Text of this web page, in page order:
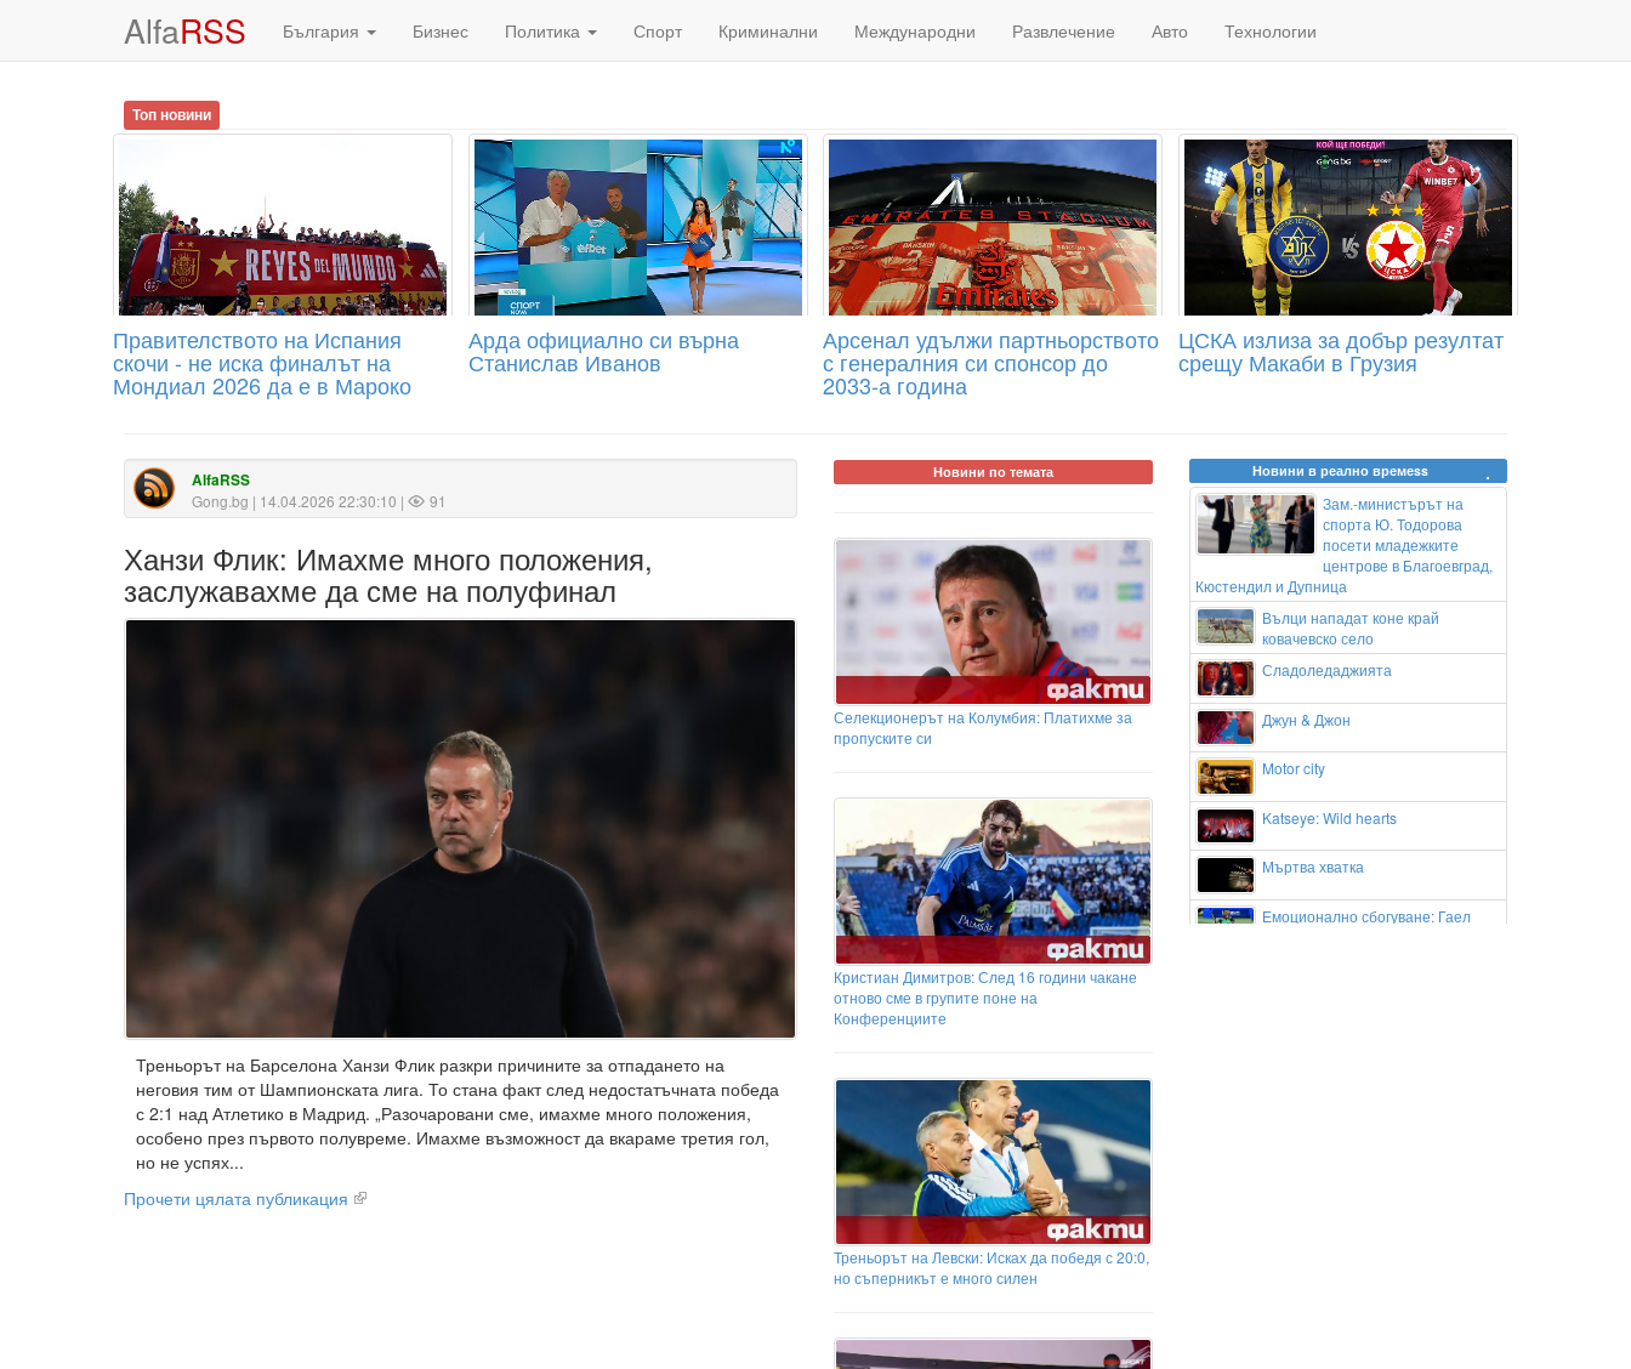
AlfaRSS България Бизнес Политика Спорт Криминални Международни Развлечение Авто Технологии
Топ новини
Правителството на Испания
скочи - не иска финалът на
Мондиал 2026 да е в Мароко
Арда официално си върна
Станислав Иванов
Арсенал удължи партньорството
с генералния си спонсор до
2033-а година
ЦСКА излиза за добър резултат
срещу Макаби в Грузия
AlfaRSS
Gong.bg | 14.04.2026 22:30:10 | 91
Ханзи Флик: Имахме много положения,
заслужавахме да сме на полуфинал
Треньорът на Барселона Ханзи Флик разкри причините за отпадането на
неговия тим от Шампионската лига. То стана факт след недостатъчната победа
с 2:1 над Атлетико в Мадрид. „Разочаровани сме, имахме много положения,
особено през първото полувреме. Имахме възможност да вкараме третия гол,
но не успях...
Прочети цялата публикация
Новини по темата
Селекционерът на Колумбия: Платихме за
пропуските си
Кристиан Димитров: След 16 години чакане
отново сме в групите поне на
Конференциите
Треньорът на Левски: Исках да победя с 20:0,
но съперникът е много силен
Новини в реално времеss
Зам.-министърът на
спорта Ю. Тодорова
посети младежките
центрове в Благоевград,
Кюстендил и Дупница
Вълци нападат коне край
ковачевско село
Сладоледаджията
Джун & Джон
Motor city
Katseye: Wild hearts
Мъртва хватка
Емоционално сбогуване: Гаел